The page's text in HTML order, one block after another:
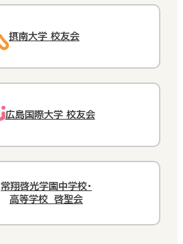
摂南大学 校友会
広島国際大学 校友会
常翔啓光学園中学校・
高等学校 啓聖会